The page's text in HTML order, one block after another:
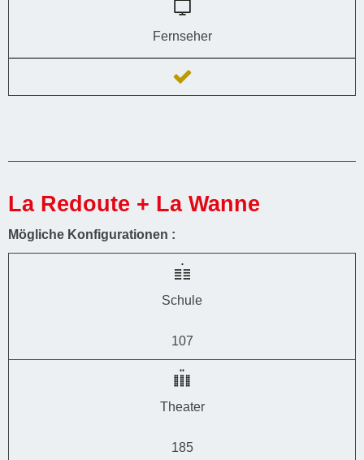
Fernseher
La Redoute + La Wanne
Mögliche Konfigurationen :
Schule
107
Theater
185